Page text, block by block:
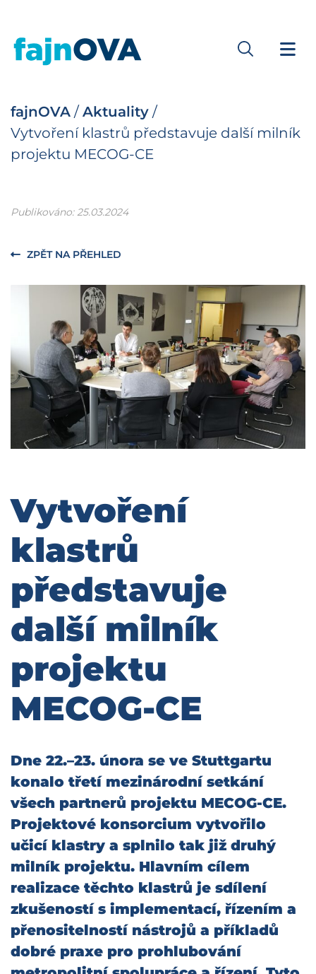
fajnOVA / Aktuality /
Vytvoření klastrů představuje další milník
projektu MECOG-CE
Publikováno: 25.03.2024
ZPĚT NA PŘEHLED
Vytvoření
klastrů
představuje
další milník
projektu
MECOG-CE
Dne 22.–⁠23. února se ve Stuttgartu
konalo třetí mezinárodní setkání
všech partnerů projektu MECOG-CE.
Projektové konsorcium vytvořilo
učicí klastry a splnilo tak již druhý
milník projektu. Hlavním cílem
realizace těchto klastrů je sdílení
zkušeností s implementací, řízením a
přenositelností nástrojů a příkladů
dobré praxe pro prohlubování